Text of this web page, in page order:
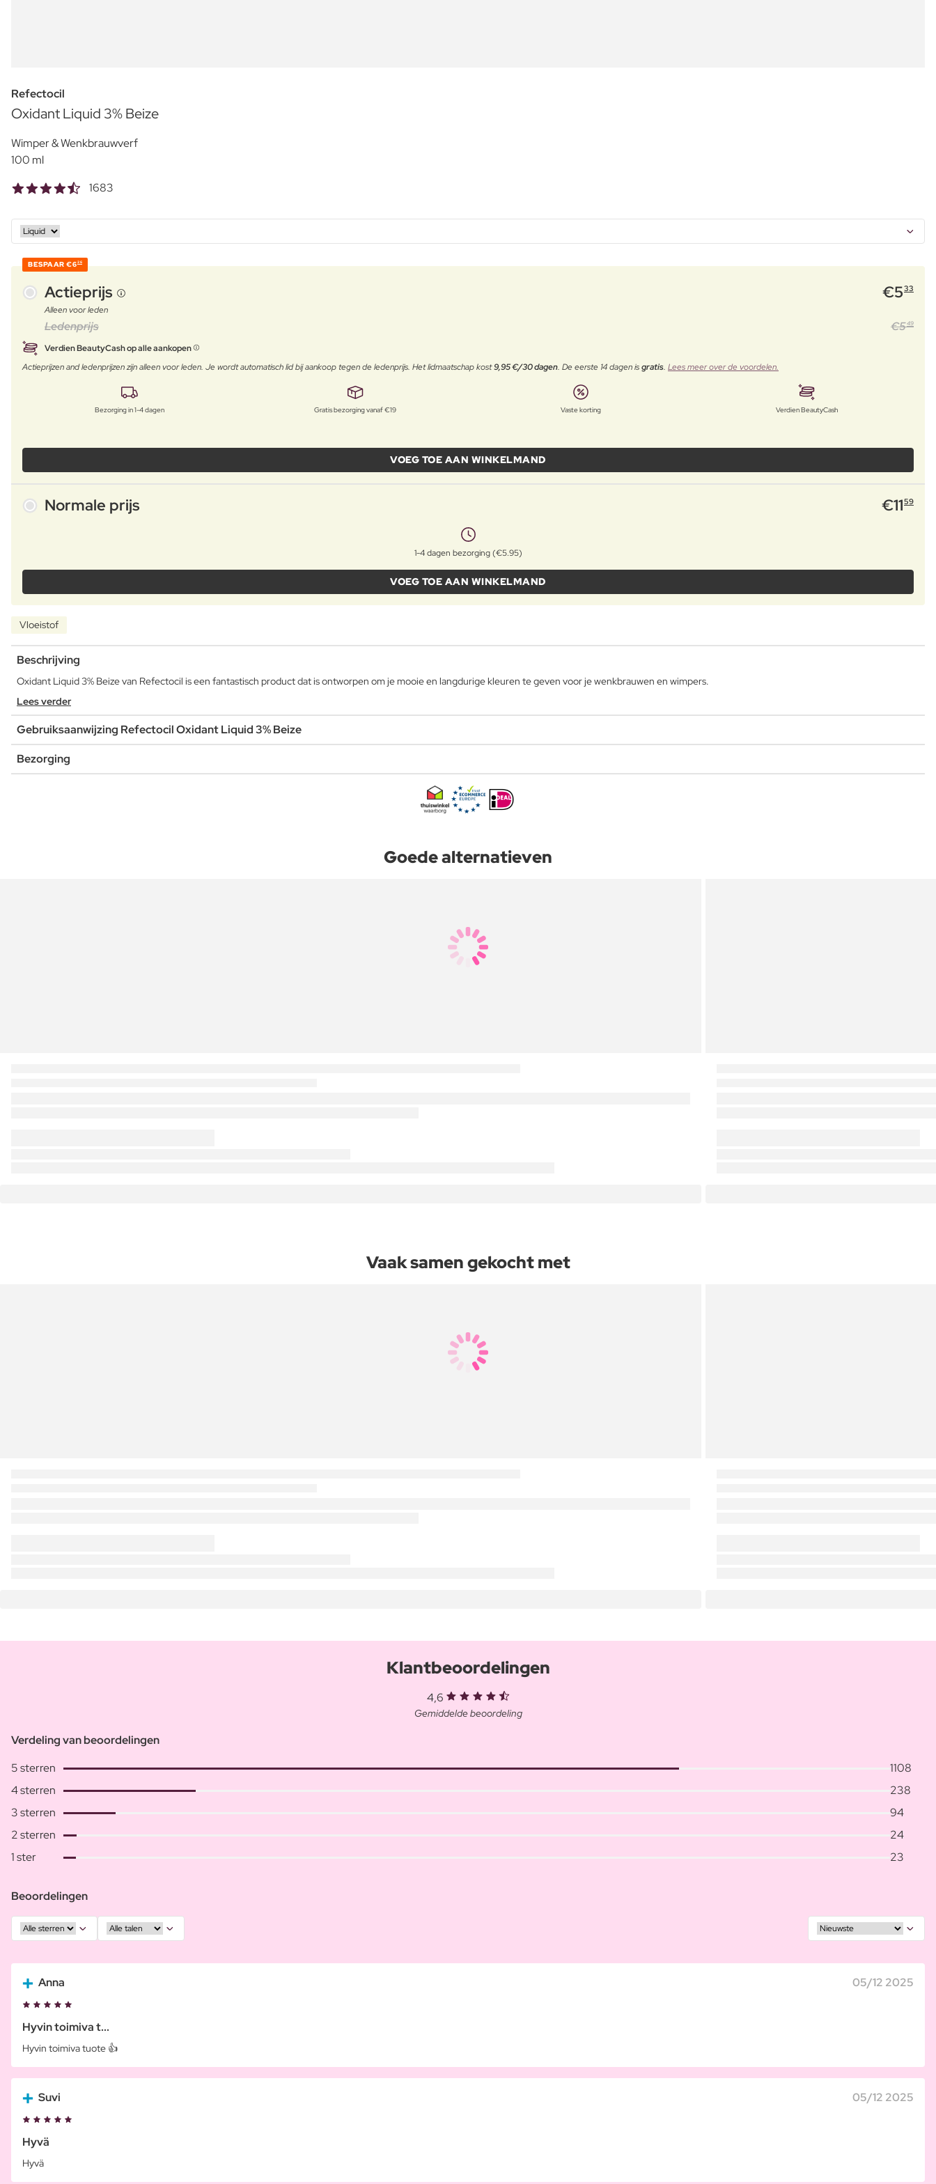
Refectocil
Oxidant Liquid 3% Beize
Wimper & Wenkbrauwverf
100 ml
1683
BESPAAR €626
Actieprijs €533
Alleen voor leden
Ledenprijs €549
Verdien BeautyCash op alle aankopen
Actieprijzen and ledenprijzen zijn alleen voor leden. Je wordt automatisch lid bij aankoop tegen de ledenprijs. Het lidmaatschap kost9,95 €/30 dagen. De eerste 14 dagen isgratis. Lees meer over de voordelen.
Bezorging in 1-4 dagen Gratis bezorging vanaf €19 Vaste korting Verdien BeautyCash
VOEG TOE AAN WINKELMAND
Normale prijs €1159
1-4 dagen bezorging (€5.95)
VOEG TOE AAN WINKELMAND
Vloeistof
Beschrijving
Oxidant Liquid 3% Beize van Refectocil is een fantastisch product dat is ontworpen om je mooie en langdurige kleuren te geven voor je wenkbrauwen en wimpers.
Lees verder
Gebruiksaanwijzing Refectocil Oxidant Liquid 3% Beize
Bezorging
Goede alternatieven
Vaak samen gekocht met
Klantbeoordelingen
4,6
Gemiddelde beoordeling
Verdeling van beoordelingen
5 sterren
1108
4 sterren
238
3 sterren
94
2 sterren
24
1 ster
23
Beoordelingen
Anna 05/12 2025
Hyvin toimiva t...
Hyvin toimiva tuote 👍
Suvi 05/12 2025
Hyvä
Hyvä